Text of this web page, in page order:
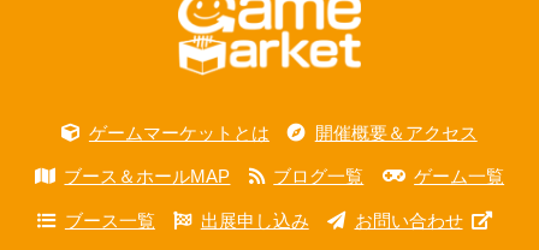
ゲームマーケットとは 開催概要＆アクセス
ブース＆ホールMAP ブログ一覧 ゲーム一覧
ブース一覧 出展申し込み お問い合わせ